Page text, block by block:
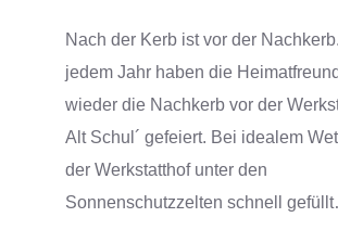
Nach der Kerb ist vor der
jedem Jahr haben die
wieder die Nachkerb vor der
Alt Schul´ gefeiert. Bei idealem
der Werkstatthof unter den
Sonnenschutzzelten schnell